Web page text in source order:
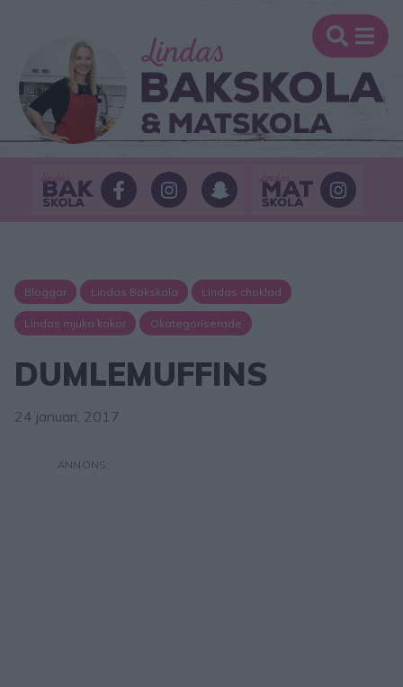
Bloggar Lindas Bakskola Lindas choklad
Lindas mjuka kakor Okategoriserade
DUMLEMUFFINS
24 januari, 2017